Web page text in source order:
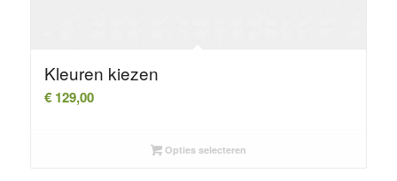
Kleuren kiezen
€129,00
Opties selecteren